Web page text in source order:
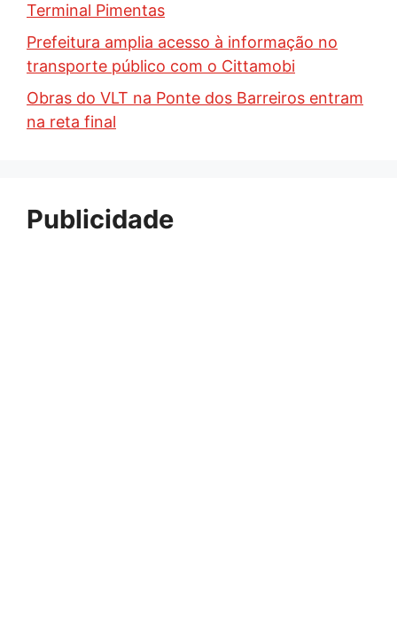
Terminal Pimentas
Prefeitura amplia acesso à informação no
transporte público com o Cittamobi
Obras do VLT na Ponte dos Barreiros entram
na reta final
Publicidade